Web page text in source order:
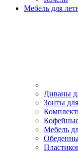
Мебель для
Диваны
Зонты
Мебель